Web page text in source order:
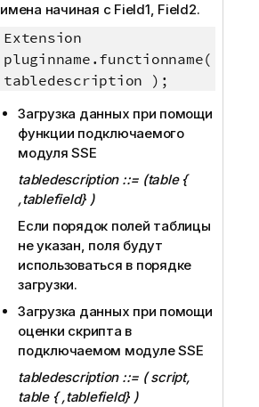
имена начиная с Field1, Field2.
Extension
pluginname.functionname(
tabledescription );
Загрузка данных при помощи
функции подключаемого
модуля SSE
tabledescription ::= (table {
,tablefield} )
Если порядок полей таблицы
не указан, поля будут
использоваться в порядке
загрузки.
Загрузка данных при помощи
оценки скрипта в
подключаемом модуле SSE
tabledescription ::= ( script,
table { ,tablefield} )